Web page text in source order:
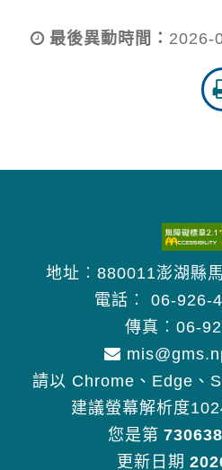
最後異動時間： 2026-
地址︰880011澎湖縣
電話︰ 06-926-
傳真︰06-
請以 Chrome、Edge、
建議螢幕解析度
您是第 730638
更新日期